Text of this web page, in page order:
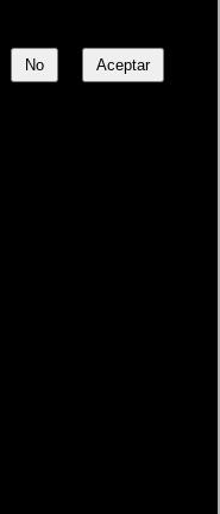
No Aceptar
detrás
Park
escenas
Park, con
¡Descubre las
de un clásico
acción
para debatir
de acción